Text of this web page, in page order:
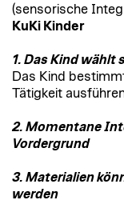
(sensorische
KuKi Kinder
1. Das Kind wählt
Das Kind
Tätigkeit
2. Momentane
Vordergrund
3. Materialien
werden